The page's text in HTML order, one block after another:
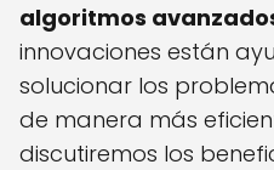
algoritmos
innovaciones están
solucionar los
de manera más
discutiremos los